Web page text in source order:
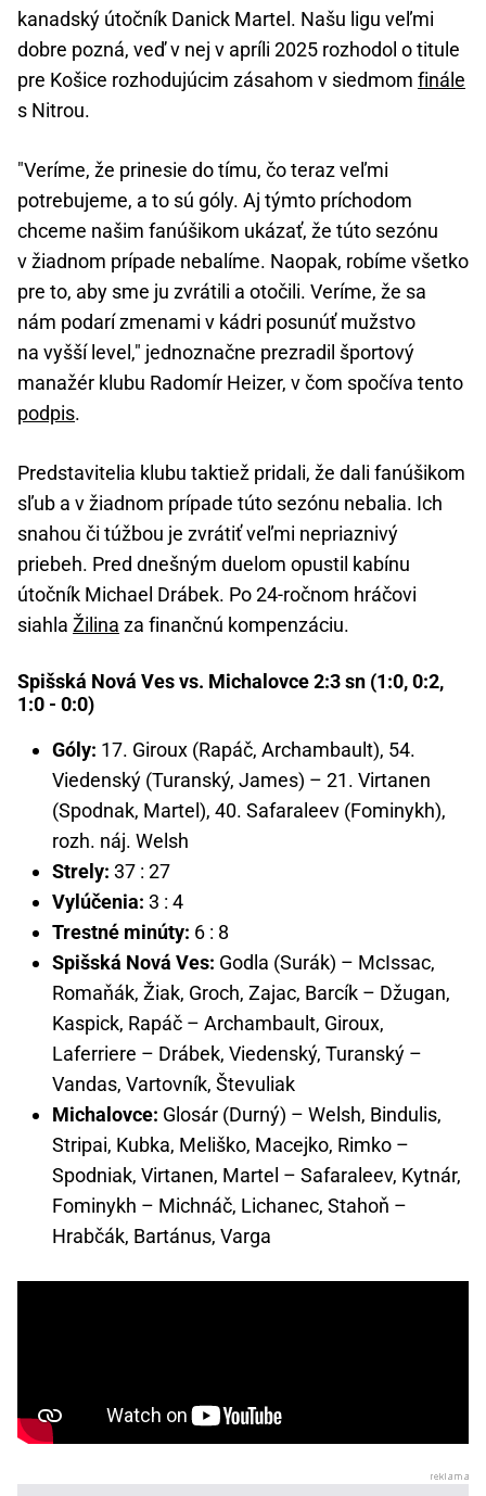
kanadský útočník Danick Martel. Našu ligu veľmi
dobre pozná, veď v nej v apríli 2025 rozhodol o titule
pre Košice rozhodujúcim zásahom v siedmom finále
s Nitrou.
"Veríme, že prinesie do tímu, čo teraz veľmi
potrebujeme, a to sú góly. Aj týmto príchodom
chceme našim fanúšikom ukázať, že túto sezónu
v žiadnom prípade nebalíme. Naopak, robíme všetko
pre to, aby sme ju zvrátili a otočili. Veríme, že sa
nám podarí zmenami v kádri posunúť mužstvo
na vyšší level," jednoznačne prezradil športový
manažér klubu Radomír Heizer, v čom spočíva tento
podpis.
Predstavitelia klubu taktiež pridali, že dali fanúšikom
sľub a v žiadnom prípade túto sezónu nebalia. Ich
snahou či túžbou je zvrátiť veľmi nepriaznivý
priebeh. Pred dnešným duelom opustil kabínu
útočník Michael Drábek. Po 24-ročnom hráčovi
siahla Žilina za finančnú kompenzáciu.
Spišská Nová Ves vs. Michalovce 2:3 sn (1:0, 0:2,
1:0 - 0:0)
Góly: 17. Giroux (Rapáč, Archambault), 54.
Viedenský (Turanský, James) – 21. Virtanen
(Spodnak, Martel), 40. Safaraleev (Fominykh),
rozh. náj. Welsh
Strely: 37 : 27
Vylúčenia: 3 : 4
Trestné minúty: 6 : 8
Spišská Nová Ves: Godla (Surák) – McIssac,
Romaňák, Žiak, Groch, Zajac, Barcík – Džugan,
Kaspick, Rapáč – Archambault, Giroux,
Laferriere – Drábek, Viedenský, Turanský –
Vandas, Vartovník, Števuliak
Michalovce: Glosár (Durný) – Welsh, Bindulis,
Stripai, Kubka, Meliško, Macejko, Rimko –
Spodniak, Virtanen, Martel – Safaraleev, Kytnár,
Fominykh – Michnáč, Lichanec, Stahoň –
Hrabčák, Bartánus, Varga